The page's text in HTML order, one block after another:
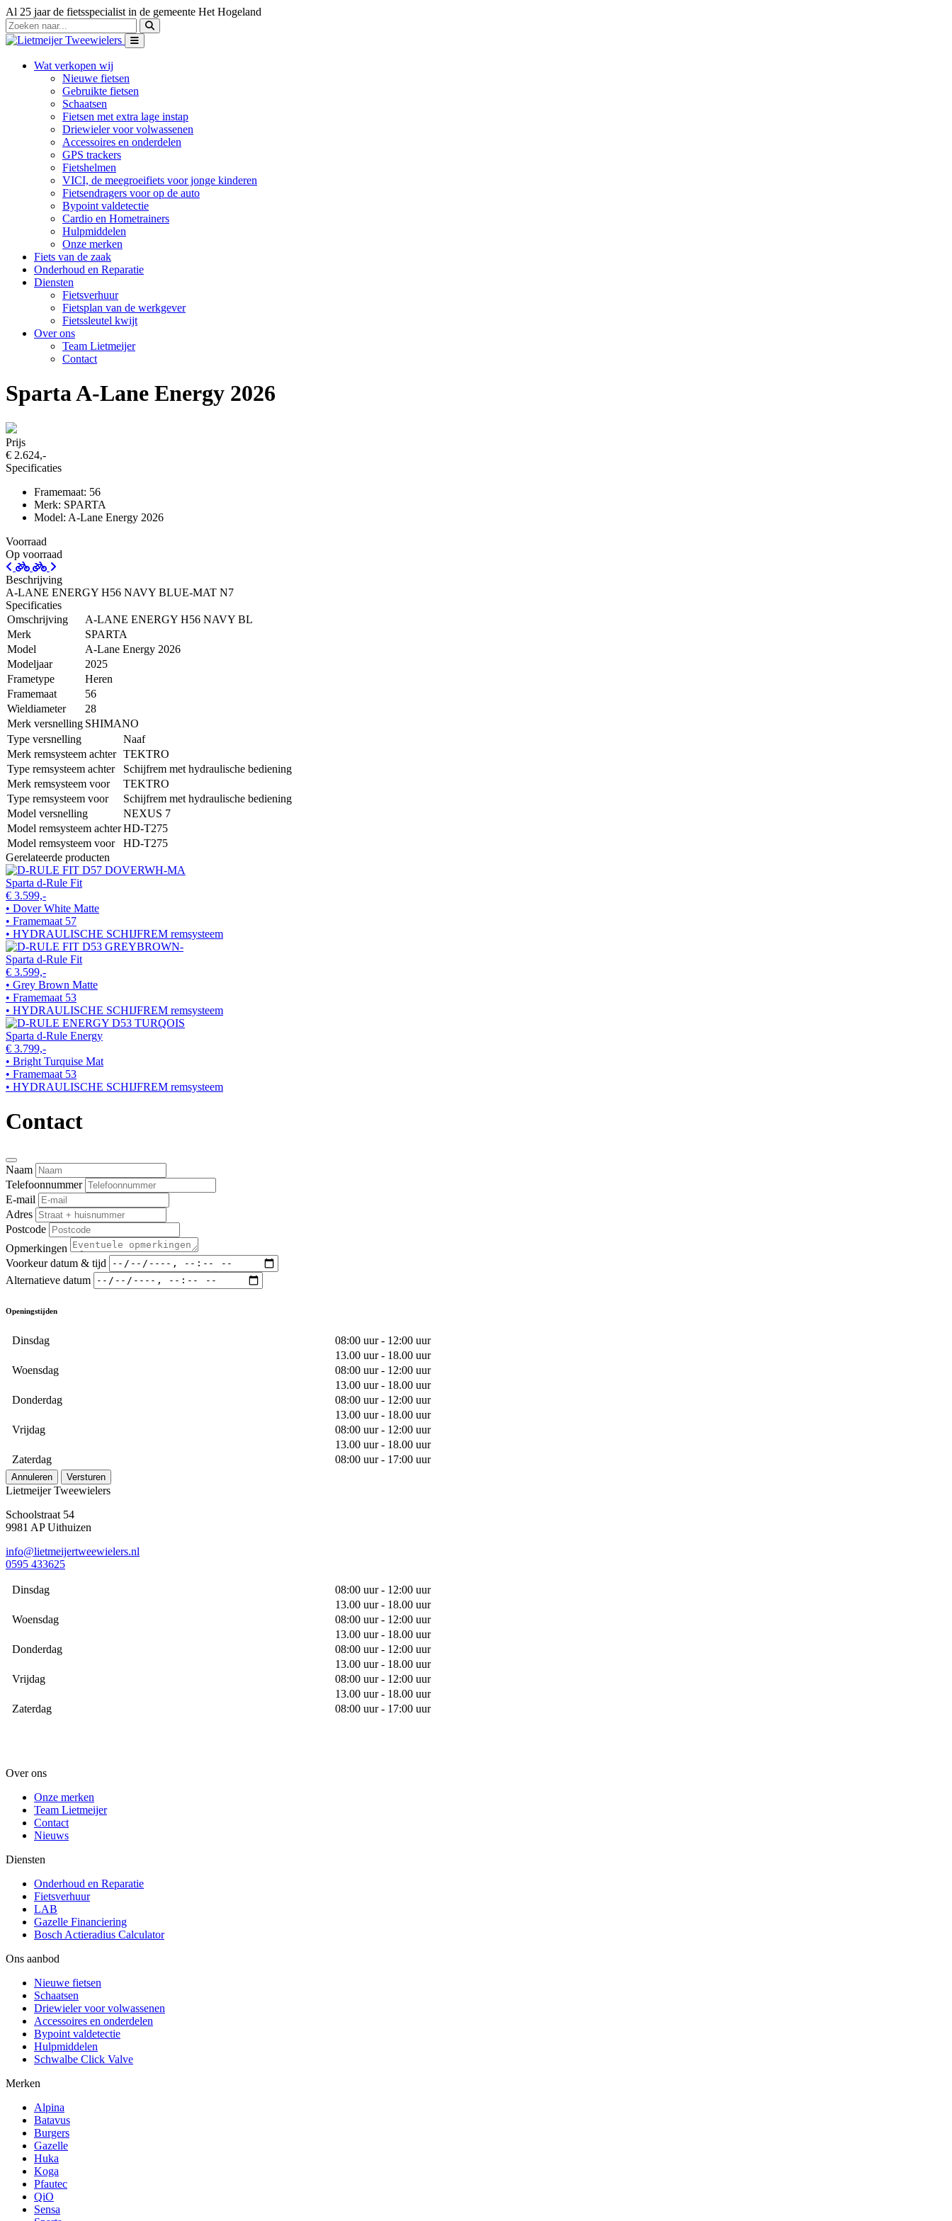
Al 25 jaar de fietsspecialist in de gemeente Het Hogeland
Wat verkopen wij
Nieuwe fietsen
Gebruikte fietsen
Schaatsen
Fietsen met extra lage instap
Driewieler voor volwassenen
Accessoires en onderdelen
GPS trackers
Fietshelmen
VICI, de meegroeifiets voor jonge kinderen
Fietsendragers voor op de auto
Bypoint valdetectie
Cardio en Hometrainers
Hulpmiddelen
Onze merken
Fiets van de zaak
Onderhoud en Reparatie
Diensten
Fietsverhuur
Fietsplan van de werkgever
Fietssleutel kwijt
Over ons
Team Lietmeijer
Contact
Sparta A-Lane Energy 2026
Prijs
€ 2.624,-
Specificaties
Framemaat: 56
Merk: SPARTA
Model: A-Lane Energy 2026
Voorraad
Op voorraad
Beschrijving
A-LANE ENERGY H56 NAVY BLUE-MAT N7
Specificaties
Omschrijving
A-LANE ENERGY H56 NAVY BL
Merk
SPARTA
Model
A-Lane Energy 2026
Modeljaar
2025
Frametype
Heren
Framemaat
56
Wieldiameter
28
Merk versnelling SHIMANO
Type versnelling
Naaf
Merk remsysteem achter TEKTRO
Type remsysteem achter
Schijfrem met hydraulische bediening
Merk remsysteem voor
TEKTRO
Type remsysteem voor
Schijfrem met hydraulische bediening
Model versnelling
NEXUS 7
Model remsysteem achterHD-T275
Model remsysteem voor
HD-T275
Gerelateerde producten
Sparta d-Rule Fit
€ 3.599,-
• Dover White Matte
• Framemaat 57
• HYDRAULISCHE SCHIJFREM remsysteem
Sparta d-Rule Fit
€ 3.599,-
• Grey Brown Matte
• Framemaat 53
• HYDRAULISCHE SCHIJFREM remsysteem
Sparta d-Rule Energy
€ 3.799,-
• Bright Turquise Mat
• Framemaat 53
• HYDRAULISCHE SCHIJFREM remsysteem
Contact
Naam
Telefoonnummer
E-mail
Adres
Postcode
Opmerkingen
Voorkeur datum & tijd
Alternatieve datum
Openingstijden
Dinsdag
08:00 uur - 12:00 uur
13.00 uur - 18.00 uur
Woensdag
08:00 uur - 12:00 uur
13.00 uur - 18.00 uur
Donderdag
08:00 uur - 12:00 uur
13.00 uur - 18.00 uur
Vrijdag
08:00 uur - 12:00 uur
13.00 uur - 18.00 uur
Zaterdag
08:00 uur - 17:00 uur
Annuleren Versturen
Lietmeijer Tweewielers
Schoolstraat 54
9981 AP Uithuizen
info@lietmeijertweewielers.nl
0595 433625
Dinsdag
08:00 uur - 12:00 uur
13.00 uur - 18.00 uur
Woensdag
08:00 uur - 12:00 uur
13.00 uur - 18.00 uur
Donderdag
08:00 uur - 12:00 uur
13.00 uur - 18.00 uur
Vrijdag
08:00 uur - 12:00 uur
13.00 uur - 18.00 uur
Zaterdag
08:00 uur - 17:00 uur
Over ons
Onze merken
Team Lietmeijer
Contact
Nieuws
Diensten
Onderhoud en Reparatie
Fietsverhuur
LAB
Gazelle Financiering
Bosch Actieradius Calculator
Ons aanbod
Nieuwe fietsen
Schaatsen
Driewieler voor volwassenen
Accessoires en onderdelen
Bypoint valdetectie
Hulpmiddelen
Schwalbe Click Valve
Merken
Alpina
Batavus
Burgers
Gazelle
Huka
Koga
Pfautec
QiO
Sensa